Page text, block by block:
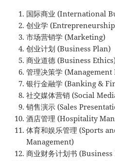
国际商业 (International
创业学
市场营销学 (Marketing)
创业计划 (Business Plan)
商业道德 (Business
管理决策学
银行金融学 (Banking &
社交媒体营销 (Social
销售演示 (Sales
酒店管理 (Hospitality
体育和娱乐管理 (Sports
Management)
商业财务计划书